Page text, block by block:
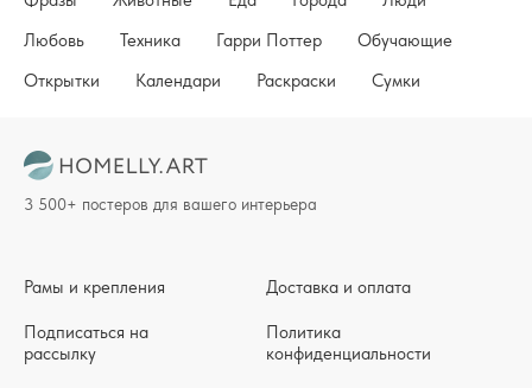
Любовь
Техника Гарри Поттер
Обучающие
Открытки
Календари Раскраски Сумки
Рамы и крепления
Подписаться на
рассылку
Доставка и оплата
Политика
конфиденциальности
3 500+ постеров для вашего интерьера